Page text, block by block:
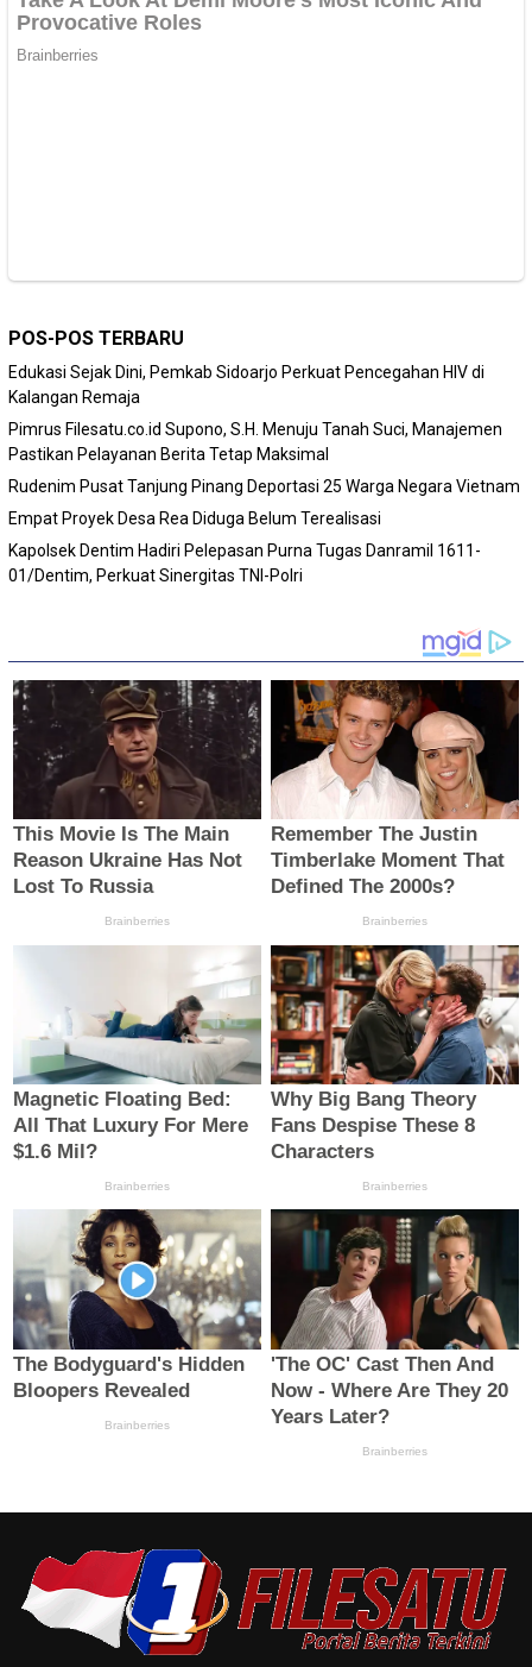
POS-POS TERBARU
Edukasi Sejak Dini, Pemkab Sidoarjo Perkuat Pencegahan HIV di
Kalangan Remaja
Pimrus Filesatu.co.id Supono, S.H. Menuju Tanah Suci, Manajemen
Pastikan Pelayanan Berita Tetap Maksimal
Rudenim Pusat Tanjung Pinang Deportasi 25 Warga Negara Vietnam
Empat Proyek Desa Rea Diduga Belum Terealisasi
Kapolsek Dentim Hadiri Pelepasan Purna Tugas Danramil 1611-
01/Dentim, Perkuat Sinergitas TNI-Polri